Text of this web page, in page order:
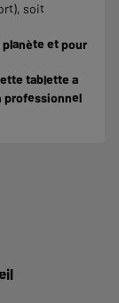
soit
et pour
tablette a
professionnel